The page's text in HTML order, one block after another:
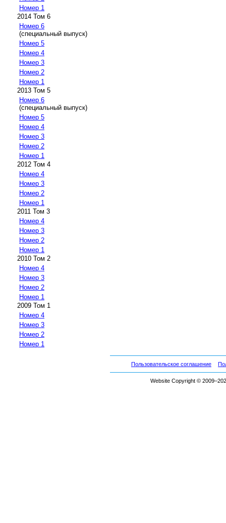
Номер 1
2014 Том 6
Номер 6
(специальный выпуск)
Номер 5
Номер 4
Номер 3
Номер 2
Номер 1
2013 Том 5
Номер 6
(специальный выпуск)
Номер 5
Номер 4
Номер 3
Номер 2
Номер 1
2012 Том 4
Номер 4
Номер 3
Номер 2
Номер 1
2011 Том 3
Номер 4
Номер 3
Номер 2
Номер 1
2010 Том 2
Номер 4
Номер 3
Номер 2
Номер 1
2009 Том 1
Номер 4
Номер 3
Номер 2
Номер 1
Пользовательское соглашение
Website Copyright ©